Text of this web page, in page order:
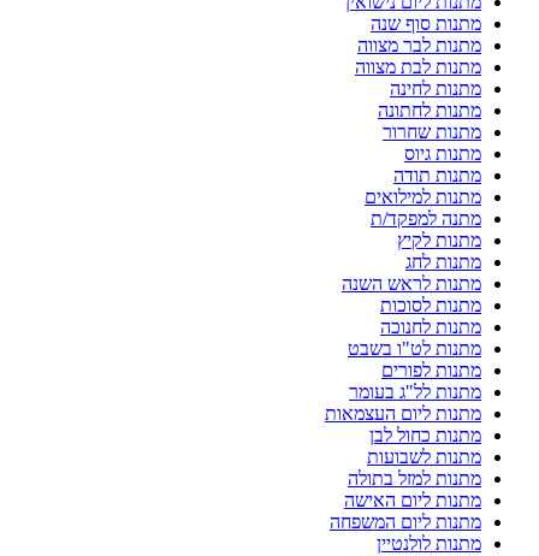
מתנות סוף שנה
מתנות לבר מצווה
מתנות לבת מצווה
מתנות לחינה
מתנות לחתונה
מתנות שחרור
מתנות גיוס
מתנות תודה
מתנות למילואים
מתנה למפקד/ת
מתנות לקיץ
מתנות לחג
מתנות לראש השנה
מתנות לסוכות
מתנות לחנוכה
מתנות לט"ו בשבט
מתנות לפורים
מתנות לל"ג בעומר
מתנות ליום העצמאות
מתנות כחול לבן
מתנות לשבועות
מתנות למזל בתולה
מתנות ליום האישה
מתנות ליום המשפחה
מתנות לולנטיין